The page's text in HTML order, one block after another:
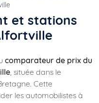
et stations
comparateur de prix du
, située dans le
Cette
les automobilistes à